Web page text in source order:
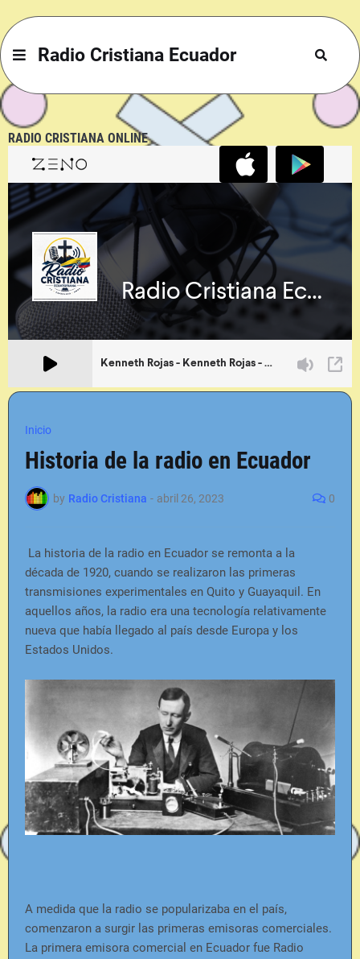
Radio Cristiana Ecuador
RADIO CRISTIANA ONLINE
Inicio
Historia de la radio en Ecuador
by Radio Cristiana - abril 26, 2023 0
La historia de la radio en Ecuador se remonta a la
década de 1920, cuando se realizaron las primeras
transmisiones experimentales en Quito y Guayaquil. En
aquellos años, la radio era una tecnología relativamente
nueva que había llegado al país desde Europa y los
Estados Unidos.
A medida que la radio se popularizaba en el país,
comenzaron a surgir las primeras emisoras comerciales.
La primera emisora comercial en Ecuador fue Radio